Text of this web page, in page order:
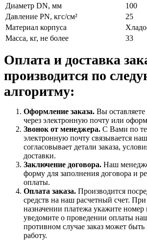
Диаметр DN, мм
100
Давление PN, кгс/см²
25
Материал корпуса
Масса, кг, не более
33
Оплата и доставка
производится по
алгоритму:
Оформление заказа. Вы оставляете
через электронную почту или
Звонок от менеджера. С Вами по
электронную почту связывается
согласовывает детали заказа,
доставки.
Заключение договора. Наш
форму для заполнения договора и
оплаты.
Оплата заказа. Производится
средств на наш расчетный счет. При
назначении платежа укажите номер
уведомите о проведении оплаты
противном случае заказ может
работу.